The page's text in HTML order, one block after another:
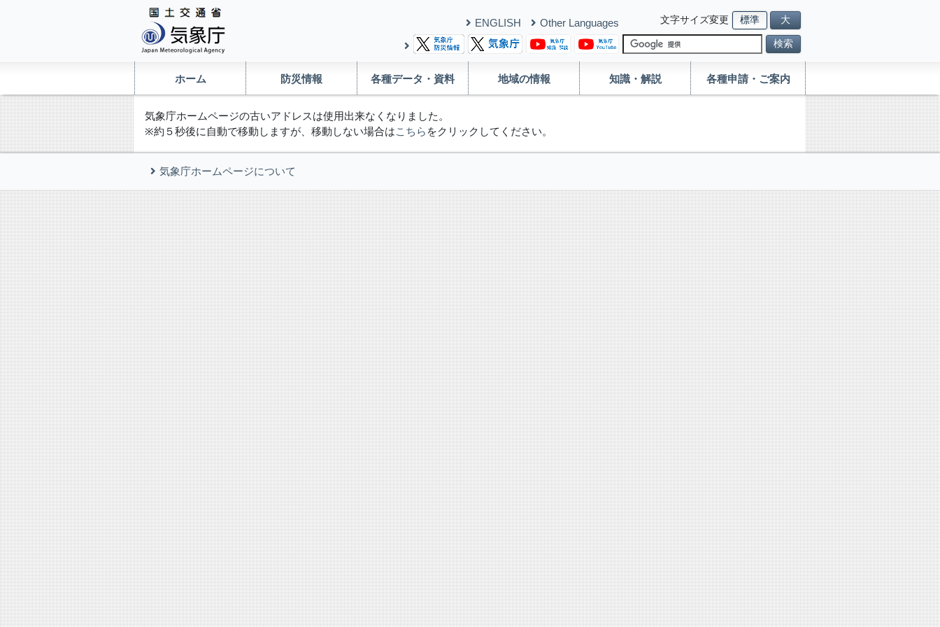
ENGLISH Other Languages 文字サイズ変更 標準 大
検索
ホーム 防災情報 各種データ・資料 地域の情報 知識・解説 各種申請・ご案内
気象庁ホームページの古いアドレスは使用出来なくなりました。
※約５秒後に自動で移動しますが、移動しない場合はこちら をクリックしてください。
気象庁ホームページについて